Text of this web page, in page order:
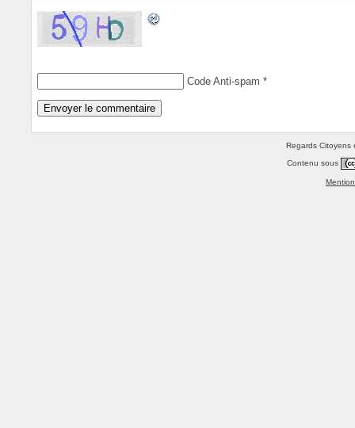
Code Anti-spam *
Regards Citoyens
Contenu sous